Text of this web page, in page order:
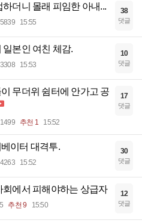
더니 몰래 피임한 아내...
15:55
38
댓글
본인 여친 체감.
15:53
10
댓글
무더위 쉼터에 안가고 공
추천 1 15:52
17
댓글
이터 대격투.
15:52
30
댓글
회에서 피해야하는 상급자
추천 9 15:50
12
댓글